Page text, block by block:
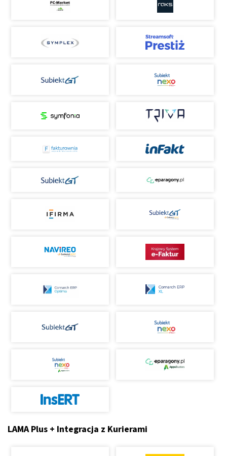
LAMA Plus + Integracja z Kurierami